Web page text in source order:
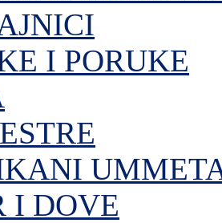
I PORUKE
I DOVE